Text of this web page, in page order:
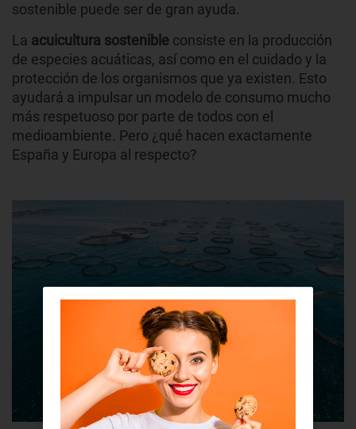
sostenible puede ser de gran ayuda.
La acuicultura sostenible consiste en la producción
de especies acuáticas, así como en el cuidado y la
protección de los organismos que ya existen. Esto
ayudará a impulsar un modelo de consumo mucho
más respetuoso por parte de todos con el
medioambiente. Pero ¿qué hacen exactamente
España y Europa al respecto?